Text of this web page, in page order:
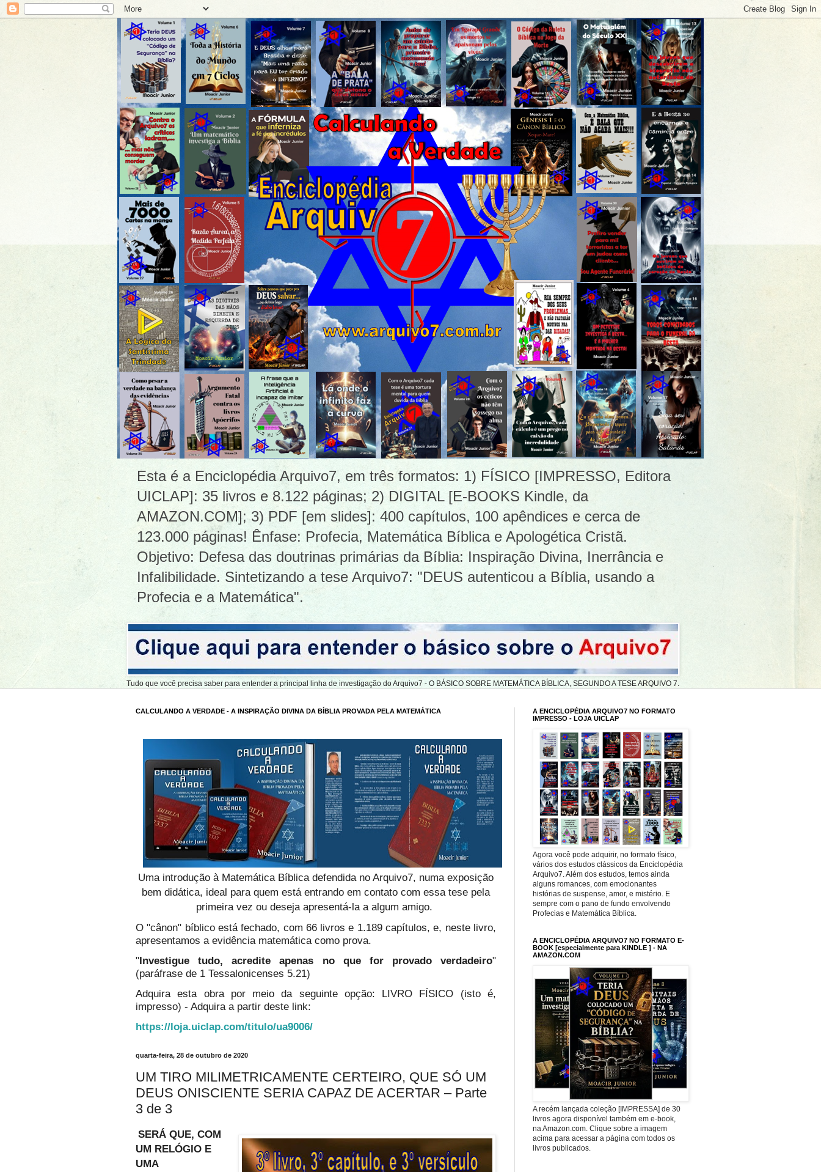
Esta é a Enciclopédia Arquivo7, em três formatos: 1) FÍSICO [IMPRESSO, Editora
UICLAP]: 35 livros e 8.122 páginas; 2) DIGITAL [E-BOOKS Kindle, da
AMAZON.COM]; 3) PDF [em slides]: 400 capítulos, 100 apêndices e cerca de
123.000 páginas! Ênfase: Profecia, Matemática Bíblica e Apologética Cristã.
Objetivo: Defesa das doutrinas primárias da Bíblia: Inspiração Divina, Inerrância e
Infalibilidade. Sintetizando a tese Arquivo7: "DEUS autenticou a Bíblia, usando a
Profecia e a Matemática".
Tudo que você precisa saber para entender a principal linha de investigação do Arquivo7 - O BÁSICO SOBRE MATEMÁTICA BÍBLICA, SEGUNDO A TESE ARQUIVO 7.
CALCULANDO A VERDADE - A INSPIRAÇÃO DIVINA DA BÍBLIA PROVADA PELA MATEMÁTICA
Uma introdução à Matemática Bíblica defendida no Arquivo7, numa exposição
bem didática, ideal para quem está entrando em contato com essa tese pela
primeira vez ou deseja apresentá-la a algum amigo.
O "cânon" bíblico está fechado, com 66 livros e 1.189 capítulos, e, neste livro,
apresentamos a evidência matemática como prova.
"Investigue tudo, acredite apenas no que for provado verdadeiro"
(paráfrase de 1 Tessalonicenses 5.21)
Adquira esta obra por meio da seguinte opção: LIVRO FÍSICO (isto é,
impresso) - Adquira a partir deste link:
https://loja.uiclap.com/titulo/ua9006/
quarta-feira, 28 de outubro de 2020
UM TIRO MILIMETRICAMENTE CERTEIRO, QUE SÓ UM
DEUS ONISCIENTE SERIA CAPAZ DE ACERTAR – Parte
3 de 3
SERÁ QUE, COM
UM RELÓGIO E
UMA
A ENCICLOPÉDIA ARQUIVO7 NO FORMATO
IMPRESSO - LOJA UICLAP
Agora você pode adquirir, no formato físico,
vários dos estudos clássicos da Enciclopédia
Arquivo7. Além dos estudos, temos ainda
alguns romances, com emocionantes
histórias de suspense, amor, e mistério. E
sempre com o pano de fundo envolvendo
Profecias e Matemática Bíblica.
A ENCICLOPÉDIA ARQUIVO7 NO FORMATO E-
BOOK [especialmente para KINDLE ] - NA
AMAZON.COM
A recém lançada coleção [IMPRESSA] de 30
livros agora disponível também em e-book,
na Amazon.com. Clique sobre a imagem
acima para acessar a página com todos os
livros publicados.